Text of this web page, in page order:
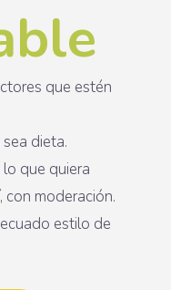
que estén
dieta.
que quiera
con moderación.
estilo de